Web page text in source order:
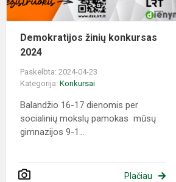
Demokratijos žinių konkursas
2024
Paskelbta: 2024-04-23
Kategorija:Konkursai
Balandžio 16-17 dienomis per
socialinių mokslų pamokas mūsų
gimnazijos 9-1...
Plačiau